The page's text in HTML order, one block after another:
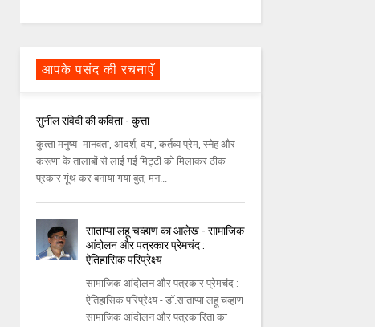
आपके पसंद की रचनाएँ
सुनील संवेदी की कविता - कुत्ता
कुत्‍ता मनुष्‍य- मानवता, आदर्श, दया, कर्तव्‍य प्रेम, स्‍नेह और
करूणा के तालाबों से लाई गई मिट्टी को मिलाकर ठीक
प्रकार गूंथ कर बनाया गया बुत, मन...
साताप्पा लहू चव्हाण का आलेख - सामाजिक
आंदोलन और पत्रकार प्रेमचंद :
ऐतिहासिक परिप्रेक्ष्य
सामाजिक आंदोलन और पत्रकार प्रेमचंद :
ऐतिहासिक परिप्रेक्ष्य - डॉ.साताप्पा लहू चव्हाण
सामाजिक आंदोलन और पत्रकारिता का